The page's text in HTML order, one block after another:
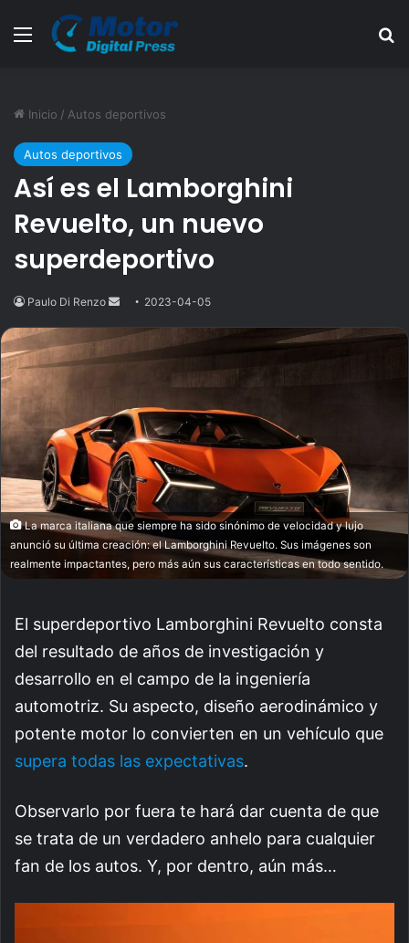
Menú
Inicio / Autos deportivos
Autos deportivos
Así es el Lamborghini
Revuelto, un nuevo
superdeportivo
Paulo Di Renzo
Send2023-04-05
La marca italiana que siempre ha sido sinónimo de velocidad y lujo
anunció su última creación: el Lamborghini Revuelto. Sus imágenes son
realmente impactantes, pero más aún sus características en todo sentido.
El superdeportivo Lamborghini Revuelto consta
del resultado de años de investigación y
desarrollo en el campo de la ingeniería
automotriz. Su aspecto, diseño aerodinámico y
potente motor lo convierten en un vehículo que
supera todas las expectativas.
Observarlo por fuera te hará dar cuenta de que
se trata de un verdadero anhelo para cualquier
fan de los autos. Y, por dentro, aún más…